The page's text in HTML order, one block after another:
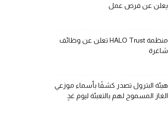
يعلن عن فرص عمل
منظمة HALO Trust تعلن عن وظائف
شاغرة
هيئة البترول تصدر كشفًا بأسماء موزعي
الغاز المسموح لهم بالتعبئة ليوم غدٍ